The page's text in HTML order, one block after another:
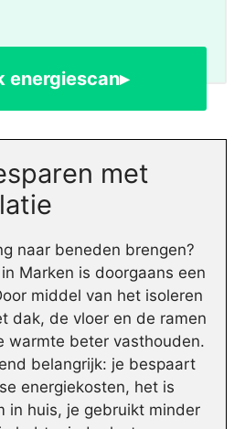
energiescan▸
met
naar beneden brengen?
Marken is doorgaans een
middel van het isoleren
dak, de vloer en de ramen
warmte beter vasthouden.
belangrijk: je bespaart
energiekosten, het is
in huis, je gebruikt minder